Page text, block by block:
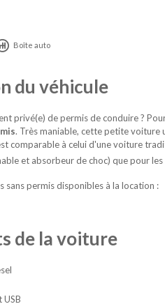
Boîte auto
du véhicule
privé(e) de permis de conduire ?
. Très maniable, cette petite voiture
comparable à celui d'une voiture
et absorbeur de choc) que pour
sans permis disponibles à la location :
de la voiture